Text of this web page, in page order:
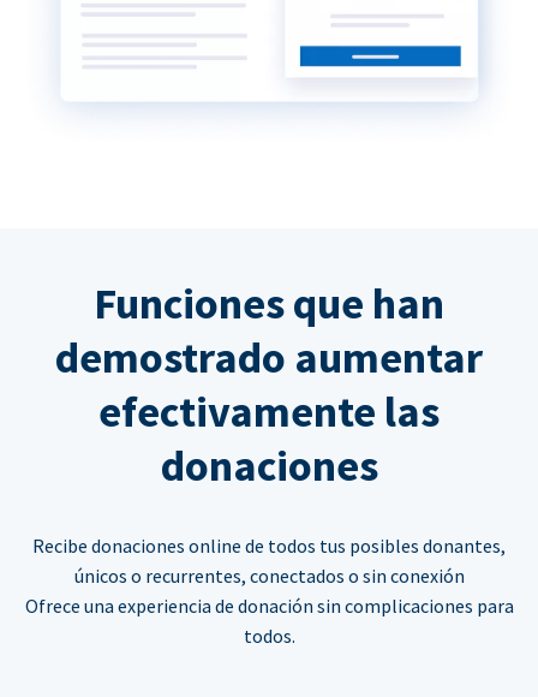
Funciones que han
demostrado aumentar
efectivamente las
donaciones
Recibe donaciones online de todos tus posibles donantes,
únicos o recurrentes, conectados o sin conexión
Ofrece una experiencia de donación sin complicaciones para
todos.